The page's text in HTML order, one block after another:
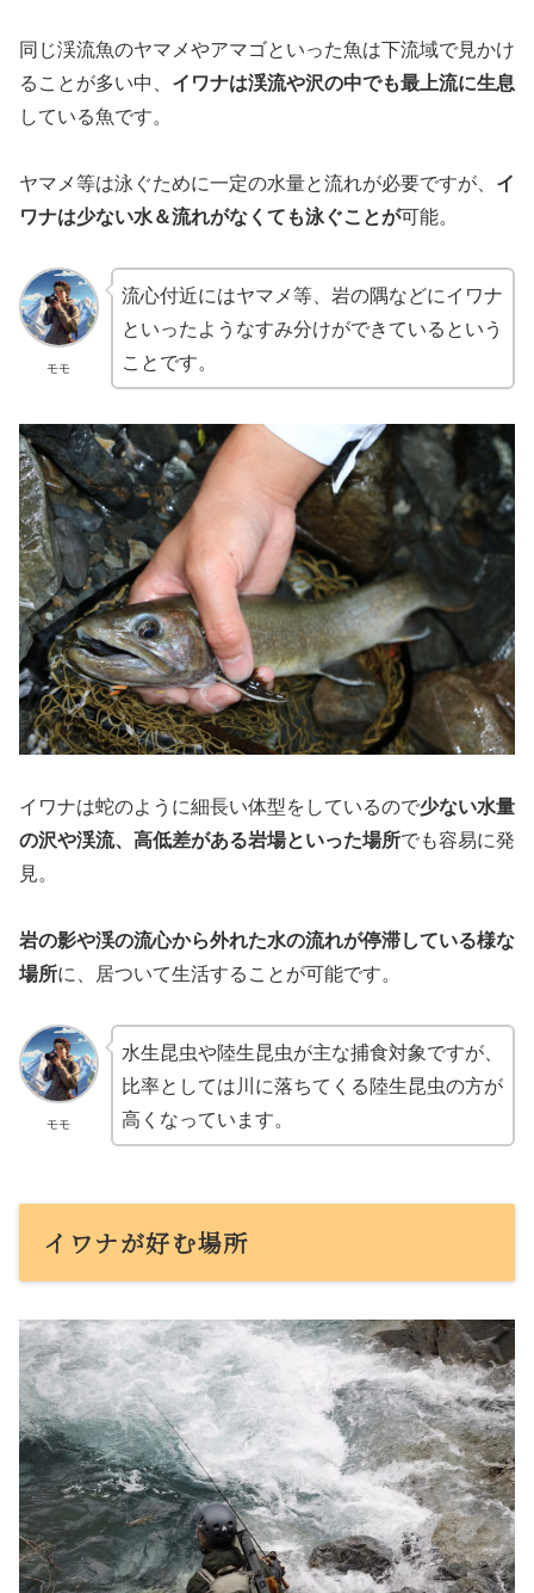
同じ渓流魚のヤマメやアマゴといった魚は下流域で見かけ
ることが多い中、 イワナは渓流や沢の中でも最上流に生息
している魚です。
ヤマメ等は泳ぐために一定の水量と流れが必要ですが、 イ
ワナは少ない水＆流れがなくても泳ぐことが可能。
モモ
流心付近にはヤマメ等、岩の隅などにイワナ
といったようなすみ分けができているという
ことです。
イワナは蛇のように細長い体型をしているので少ない水量
の沢や渓流、高低差がある岩場といった場所でも容易に発
見。
岩の影や渓の流心から外れた水の流れが停滞している様な
場所に、居ついて生活することが可能です。
モモ
水生昆虫や陸生昆虫が主な捕食対象ですが、
比率としては川に落ちてくる陸生昆虫の方が
高くなっています。
イワナが好む場所